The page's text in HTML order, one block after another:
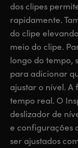
dos clipes
rapidamente.
do clipe
meio do clipe.
longo do tempo,
para adicionar
ajustar o nível.
tempo real. O
deslizador de
e configurações
ser ajustados